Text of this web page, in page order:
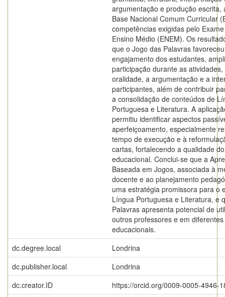
argumentação e produção escrita,
Base Nacional Comum Curricular
competências exigidas pelo
Ensino Médio (ENEM). Os
que o Jogo das Palavras
engajamento dos estudantes,
participação durante as
oralidade, a argumentação e a
participantes, além de contribuir
a consolidação de conteúdos de
Portuguesa e Literatura. A
permitiu identificar aspectos
aperfeiçoamento, especialmente
tempo de execução e à
cartas, fortalecendo a qualidade
educacional. Conclui-se que a
Baseada em Jogos, associada à
docente e ao planejamento
uma estratégia promissora para o
Língua Portuguesa e Literatura, e
Palavras apresenta potencial de
outros professores e em
educacionais.
dc.degree.local
Londrina
dc.publisher.local
Londrina
dc.creator.ID
https://orcid.org/0009-0005-4946-